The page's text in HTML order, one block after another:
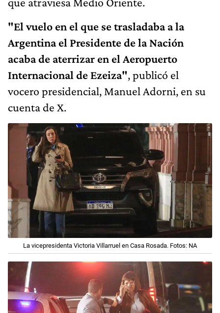
"El vuelo en el que se trasladaba a la
Argentina el Presidente de la Nación
acaba de aterrizar en el Aeropuerto
Internacional de Ezeiza", publicó el
vocero presidencial, Manuel Adorni, en su
cuenta de X.
La vicepresidenta Victoria Villarruel en Casa Rosada. Fotos: NA